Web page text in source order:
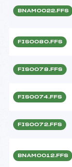
BNAM0022.FFS
FIS0080.FFS
FIS0078.FFS
FIS0074.FFS
FIS0072.FFS
BNAM0012.FFS